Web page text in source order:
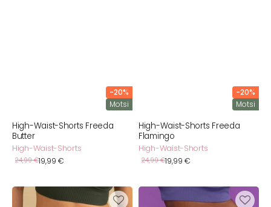
-20%
Motsi
High-Waist-Shorts Freeda
Butter
High-Waist-Shorts
Normaler
24,99 €
Verkaufspreis
19,99 €
-20%
Motsi
High-Waist-Shorts Freeda
Flamingo
High-Waist-Shorts
Normaler
24,99 €
Verkaufspreis
19,99 €
High-
High-